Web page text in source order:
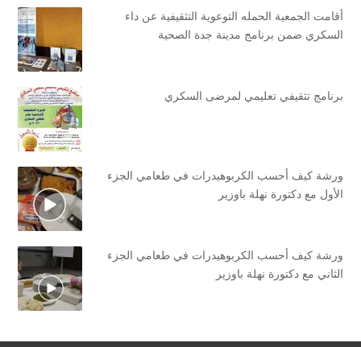
أقامت الجمعية الحمله التوعوية التثقيفية عن داء
السكري ضمن برنامج مدينة جدة الصحية
برنامج تثقيفي تعليمي لمرضى السكري
ورشة كيف أحسب الكربوهيدرات في طعامي الجزء
الأول مع دكتورة نهلة باوزير
ورشة كيف أحسب الكربوهيدرات في طعامي الجزء
الثاني مع دكتورة نهلة باوزير